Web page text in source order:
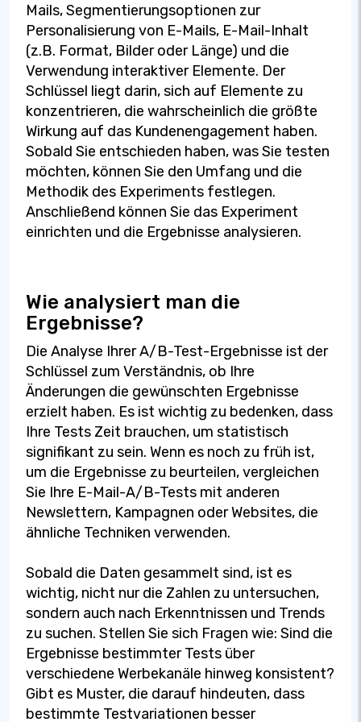
Mails, Segmentierungsoptionen zur
Personalisierung von E-Mails, E-Mail-Inhalt
(z.B. Format, Bilder oder Länge) und die
Verwendung interaktiver Elemente. Der
Schlüssel liegt darin, sich auf Elemente zu
konzentrieren, die wahrscheinlich die größte
Wirkung auf das Kundenengagement haben.
Sobald Sie entschieden haben, was Sie testen
möchten, können Sie den Umfang und die
Methodik des Experiments festlegen.
Anschließend können Sie das Experiment
einrichten und die Ergebnisse analysieren.
Wie analysiert man die
Ergebnisse?
Die Analyse Ihrer A/B-Test-Ergebnisse ist der
Schlüssel zum Verständnis, ob Ihre
Änderungen die gewünschten Ergebnisse
erzielt haben. Es ist wichtig zu bedenken, dass
Ihre Tests Zeit brauchen, um statistisch
signifikant zu sein. Wenn es noch zu früh ist,
um die Ergebnisse zu beurteilen, vergleichen
Sie Ihre E-Mail-A/B-Tests mit anderen
Newslettern, Kampagnen oder Websites, die
ähnliche Techniken verwenden.
Sobald die Daten gesammelt sind, ist es
wichtig, nicht nur die Zahlen zu untersuchen,
sondern auch nach Erkenntnissen und Trends
zu suchen. Stellen Sie sich Fragen wie: Sind die
Ergebnisse bestimmter Tests über
verschiedene Werbekanäle hinweg konsistent?
Gibt es Muster, die darauf hindeuten, dass
bestimmte Testvariationen besser